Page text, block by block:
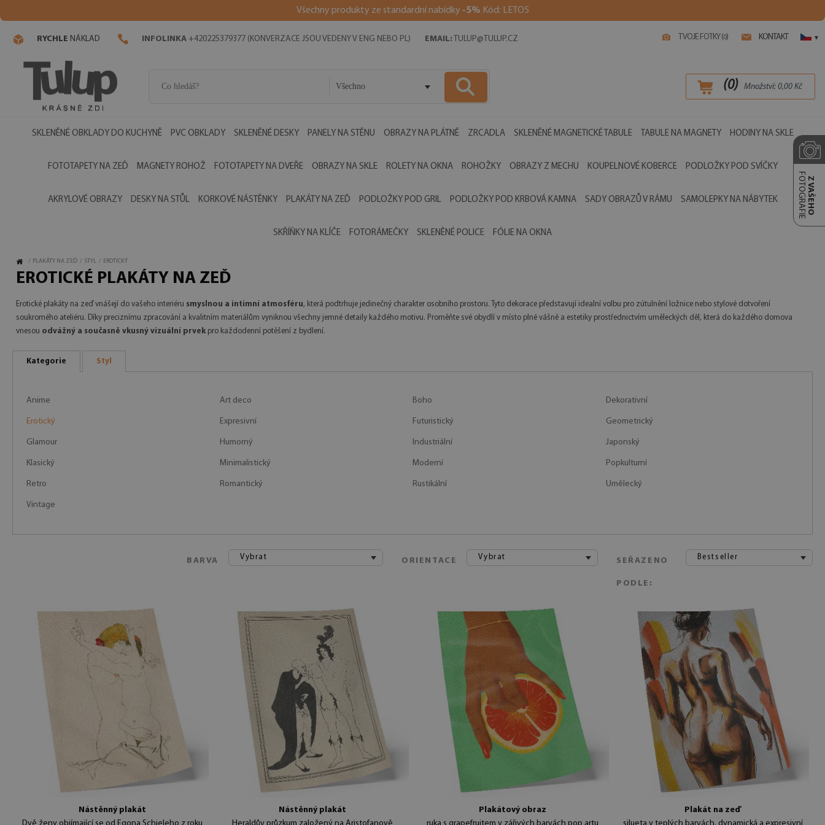
Všechny produkty ze standardní nabídky -5% Kód: LETO5
TVOJE FOTKY (0) KONTAKT ▾
RYCHLE NÁKLAD INFOLINKA +420225379377 (KONVERZACE JSOU VEDENY V ENG NEBO PL) EMAIL: TULUP@TULUP.CZ
Všechno (0) Množství: 0,00 Kč
SKLENĚNÉ OBKLADY DO KUCHYNĚ PVC OBKLADY SKLENĚNÉ DESKY PANELY NA STĚNU OBRAZY NA PLÁTNĚ ZRCADLA SKLENĚNÉ MAGNETICKÉ TABULE TABULE NA MAGNETY HODINY NA SKLE
FOTOTAPETY NA ZEĎ MAGNETY ROHOŽ FOTOTAPETY NA DVEŘE OBRAZY NA SKLE ROLETY NA OKNA ROHOŽKY OBRAZY Z MECHU KOUPELNOVÉ KOBERCE PODLOŽKY POD SVÍČKY
AKRYLOVÉ OBRAZY DESKY NA STŮL KORKOVÉ NÁSTĚNKY PLAKÁTY NA ZEĎ PODLOŽKY POD GRIL PODLOŽKY POD KRBOVÁ KAMNA SADY OBRAZŮ V RÁMU SAMOLEPKY NA NÁBYTEK
SKŘÍŇKY NA KLÍČE FOTORÁMEČKY SKLENĚNÉ POLICE FÓLIE NA OKNA
Z VAŠEHO
FOTOGRAFIE
/ PLAKÁTY NA ZEĎ / STYL / EROTICKÝ
EROTICKÉ PLAKÁTY NA ZEĎ
Erotické plakáty na zeď vnášejí do vašeho interiéru smyslnou a intimní atmosféru, která podtrhuje jedinečný charakter osobního prostoru. Tyto dekorace představují idealní volbu pro zútulnění ložnice nebo stylové dotvoření
soukromého ateliéru. Díky preciznímu zpracování a kvalitním materiálům vyniknou všechny jemné detaily každého motivu. Proměňte své obydlí v místo plné vášně a estetiky prostřednictvím uměleckých děl, která do každého domova
vnesou odvážný a současně vkusný vizuální prvek pro každodenní potěšení z bydlení.
Kategorie Styl
Anime Art deco Boho Dekorativní
Erotický Expresivní Futuristický Geometrický
Glamour Humorný Industriální Japonský
Klasický Minimalistický Moderní Popkulturní
Retro Romantický Rustikální Umělecký
Vintage
BARVA Vybrat ORIENTACE Vybrat SEŘAZENO
PODLE:
Bestseller
Nástěnný plakát
Nástěnný plakát
Plakátový obraz
Plakát na zeď